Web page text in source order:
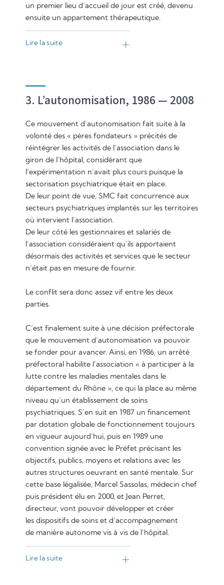
un premier lieu d’accueil de jour est créé, devenu
ensuite un appartement thérapeutique.
Lire la suite
3. L’autonomisation, 1986 — 2008
Ce mouvement d’autonomisation fait suite à la
volonté des « pères fondateurs » précités de
réintégrer les activités de l’association dans le
giron de l’hôpital, considérant que
l’expérimentation n’avait plus cours puisque la
sectorisation psychiatrique était en place.
De leur point de vue, SMC fait concurrence aux
secteurs psychiatriques implantés sur les territoires
où intervient l’association.
De leur côté les gestionnaires et salariés de
l’association considéraient qu’ils apportaient
désormais des activités et services que le secteur
n’était pas en mesure de fournir.
Le conflit sera donc assez vif entre les deux
parties.
C’est finalement suite à une décision préfectorale
que le mouvement d’autonomisation va pouvoir
se fonder pour avancer. Ainsi, en 1986, un arrêté
préfectoral habilite l’association « à participer à la
lutte contre les maladies mentales dans le
département du Rhône », ce qui la place au même
niveau qu’un établissement de soins
psychiatriques. S’en suit en 1987 un financement
par dotation globale de fonctionnement toujours
en vigueur aujourd’hui, puis en 1989 une
convention signée avec le Préfet précisant les
objectifs, publics, moyens et relations avec les
autres structures oeuvrant en santé mentale. Sur
cette base légalisée, Marcel Sassolas, médecin chef
puis président élu en 2000, et Jean Perret,
directeur, vont pouvoir développer et créer
les dispositifs de soins et d’accompagnement
de manière autonome vis à vis de l’hôpital.
Lire la suite